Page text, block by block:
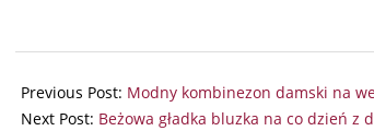
09-
29
Previous Post: Modny kombinezon damski na
Next Post: Beżowa gładka bluzka na co dzień z